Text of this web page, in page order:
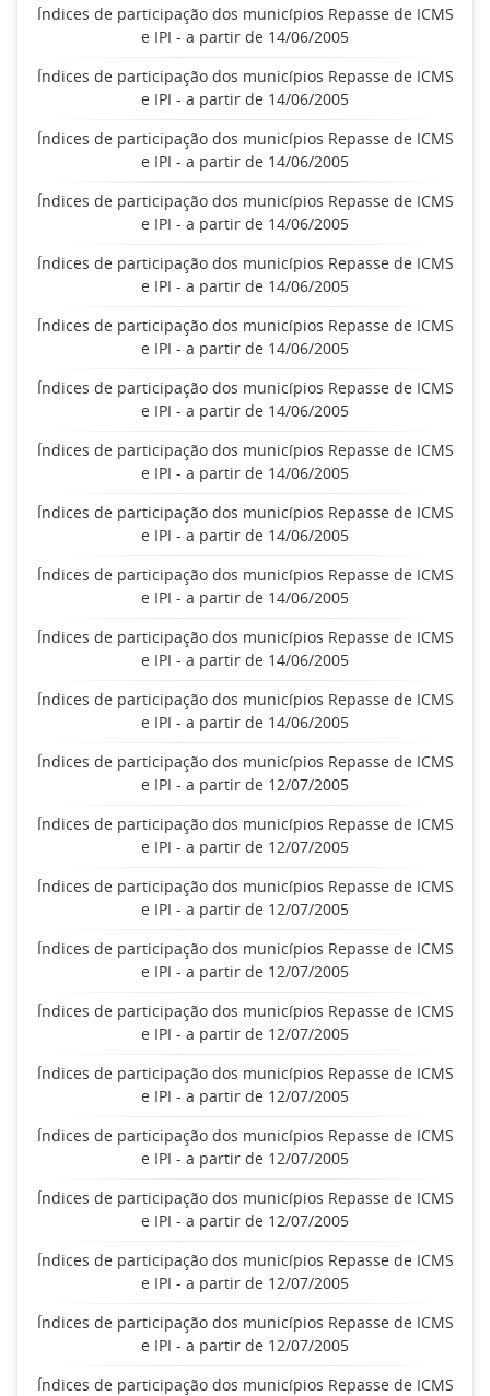
Índices de participação dos municípios Repasse de ICMS
e IPI - a partir de 14/06/2005
Índices de participação dos municípios Repasse de ICMS
e IPI - a partir de 14/06/2005
Índices de participação dos municípios Repasse de ICMS
e IPI - a partir de 14/06/2005
Índices de participação dos municípios Repasse de ICMS
e IPI - a partir de 14/06/2005
Índices de participação dos municípios Repasse de ICMS
e IPI - a partir de 14/06/2005
Índices de participação dos municípios Repasse de ICMS
e IPI - a partir de 14/06/2005
Índices de participação dos municípios Repasse de ICMS
e IPI - a partir de 14/06/2005
Índices de participação dos municípios Repasse de ICMS
e IPI - a partir de 14/06/2005
Índices de participação dos municípios Repasse de ICMS
e IPI - a partir de 14/06/2005
Índices de participação dos municípios Repasse de ICMS
e IPI - a partir de 14/06/2005
Índices de participação dos municípios Repasse de ICMS
e IPI - a partir de 14/06/2005
Índices de participação dos municípios Repasse de ICMS
e IPI - a partir de 14/06/2005
Índices de participação dos municípios Repasse de ICMS
e IPI - a partir de 12/07/2005
Índices de participação dos municípios Repasse de ICMS
e IPI - a partir de 12/07/2005
Índices de participação dos municípios Repasse de ICMS
e IPI - a partir de 12/07/2005
Índices de participação dos municípios Repasse de ICMS
e IPI - a partir de 12/07/2005
Índices de participação dos municípios Repasse de ICMS
e IPI - a partir de 12/07/2005
Índices de participação dos municípios Repasse de ICMS
e IPI - a partir de 12/07/2005
Índices de participação dos municípios Repasse de ICMS
e IPI - a partir de 12/07/2005
Índices de participação dos municípios Repasse de ICMS
e IPI - a partir de 12/07/2005
Índices de participação dos municípios Repasse de ICMS
e IPI - a partir de 12/07/2005
Índices de participação dos municípios Repasse de ICMS
e IPI - a partir de 12/07/2005
Índices de participação dos municípios Repasse de ICMS